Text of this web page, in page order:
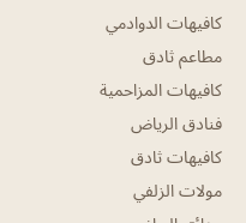
كافيهات الدوادمي
مطاعم ثادق
كافيهات المزاحمية
فنادق الرياض
كافيهات ثادق
مولات الزلفي